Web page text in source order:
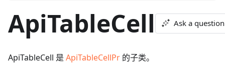
ApiTableCell Ask a question
ApiTableCell 是 ApiTableCellPr 的子类。